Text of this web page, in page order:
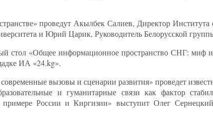
проведут Акылбек Салиев, Директор Института
и Юрий Царик, Руководитель Белорусской
стол «Общее информационное пространство СНГ: миф
ИА «24.kg».
вызовы и сценарии развития» проведет
и гуманитарные связи как фактор
примере России и Киргизии» выступит Олег